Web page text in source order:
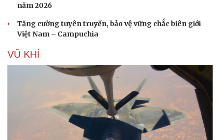
năm 2026
Tăng cường tuyên truyền, bảo vệ vững chắc biên giới
Việt Nam – Campuchia
VŨ KHÍ